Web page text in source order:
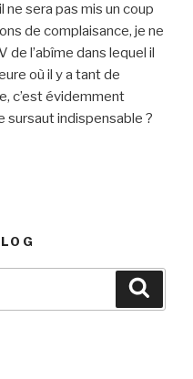
ne sera pas mis un coup
de complaisance, je ne
de l’abîme dans lequel il
où il y a tant de
c’est évidemment
sursaut indispensable ?